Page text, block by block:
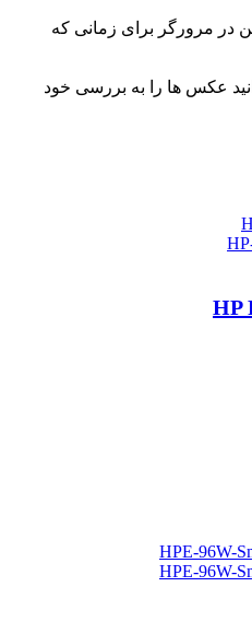
در مرورگر برای زمانی که
عکس ها را به بررسی خود